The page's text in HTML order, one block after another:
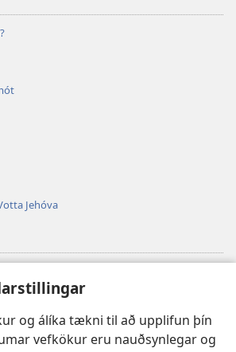
og álíka tækni til að upplifun þín
vefkökur eru nauðsynlegar og
Jehóva